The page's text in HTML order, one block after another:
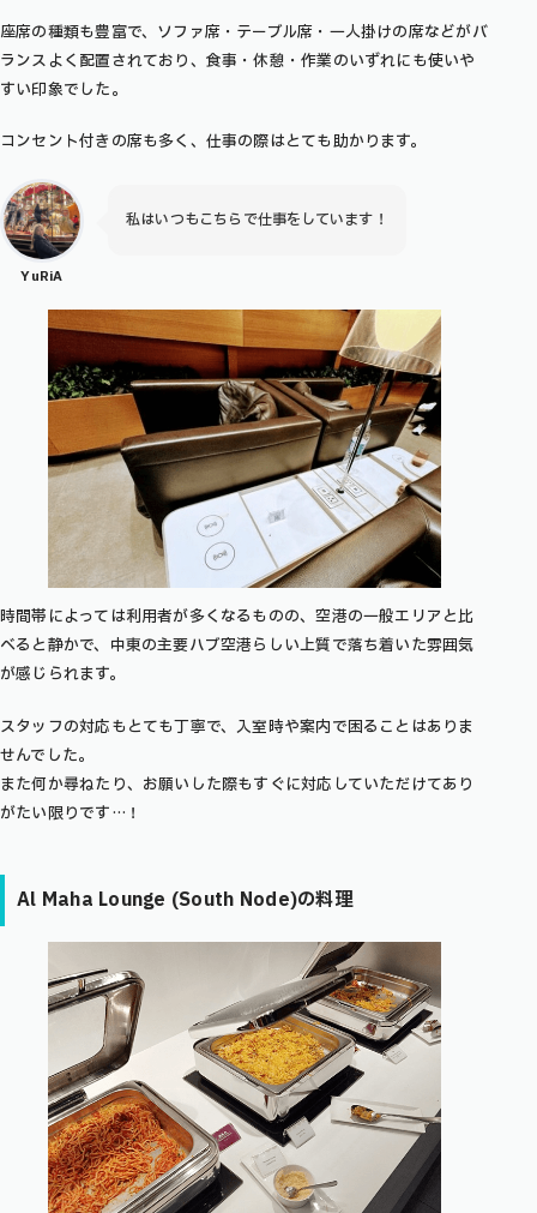
座席の種類も豊富で、ソファ席・テーブル席・一人掛けの席などがバ
ランスよく配置されており、食事・休憩・作業のいずれにも使いや
すい印象でした。
コンセント付きの席も多く、仕事の際はとても助かります。
YuRiA
私はいつもこちらで仕事をしています！
時間帯によっては利用者が多くなるものの、空港の一般エリアと比
べると静かで、中東の主要ハブ空港らしい上質で落ち着いた雰囲気
が感じられます。
スタッフの対応もとても丁寧で、入室時や案内で困ることはありま
せんでした。
また何か尋ねたり、お願いした際もすぐに対応していただけてあり
がたい限りです…！
Al Maha Lounge (South Node)の料理